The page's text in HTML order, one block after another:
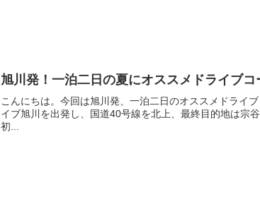
旭川発！一泊二日の夏にオススメドライブ
こんにちは。今回は旭川発、一泊二日のオススメドライ
イブ旭川を出発し、国道40号線を北上、最終目的地は宗
初...